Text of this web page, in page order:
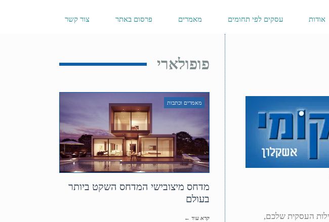
אודות עסקים לפי תחומים מאמרים פרסום באתר צור קשר
העסקית שלכם,
פופולארי
מאמרים וכתבות
מדחס מיצובישי המדחס השקט ביותר
בעולם
קרא עוד ←